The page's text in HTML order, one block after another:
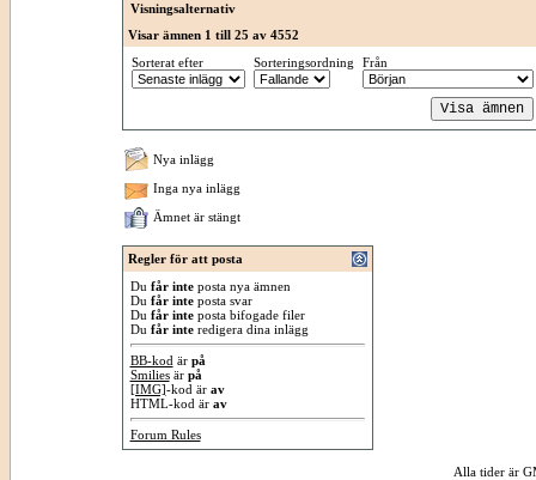
Visningsalternativ
Visar ämnen 1 till 25 av 4552
Sorterat efter
Sorteringsordning Från
Nya inlägg
Inga nya inlägg
Ämnet är stängt
Regler för att posta
Du får inteposta nya ämnen
Du får inteposta svar
Du får inteposta bifogade filer
Du får interedigera dina inlägg
BB-kod är på
Smiliesär på
[IMG]-kod är av
HTML-kod är av
Forum Rules
Alla tider är